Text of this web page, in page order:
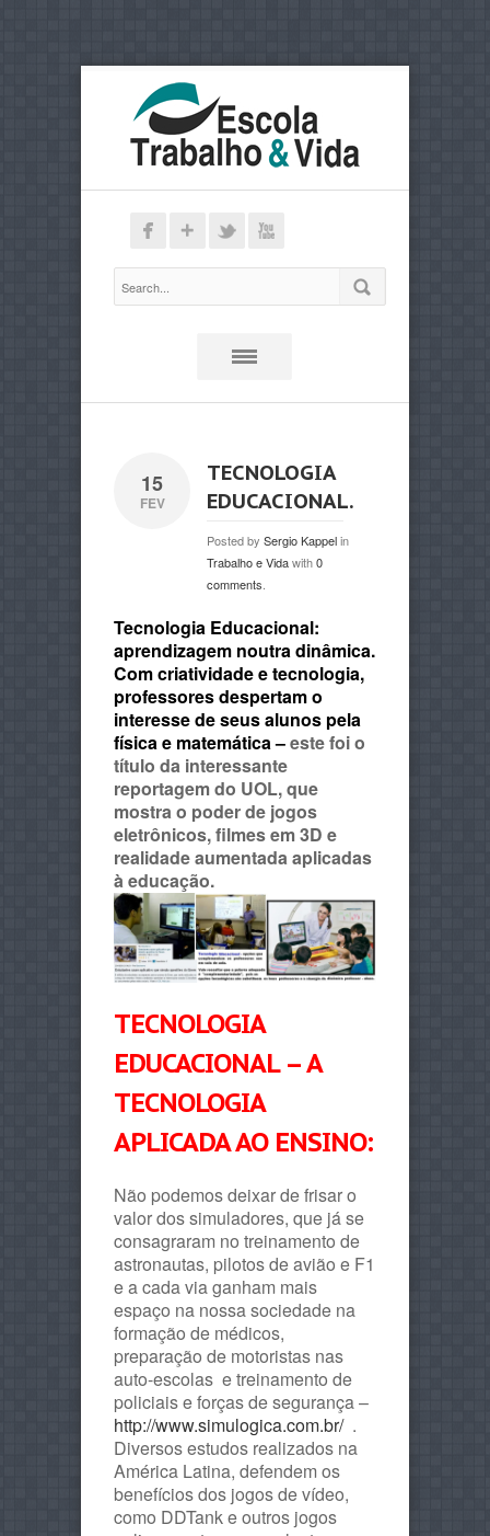
15
FEV
TECNOLOGIA
EDUCACIONAL.
Posted by Sergio Kappelin
Trabalho e Vidawith0
comments
Tecnologia Educacional:
aprendizagem noutra dinâmica.
Com criatividade e tecnologia,
professores despertam o
interesse de seus alunos pela
física e matemática –este foi o
título da interessante
reportagem do UOL, que
mostra o poder de jogos
eletrônicos, filmes em 3D e
realidade aumentada aplicadas
à educação.
TECNOLOGIA
EDUCACIONAL – A
TECNOLOGIA
APLICADA AO ENSINO:
Não podemos deixar de frisar o
valor dos simuladores, que já se
consagraram no treinamento de
astronautas, pilotos de avião e F1
e a cada via ganham mais
espaço na nossa sociedade na
formação de médicos,
preparação de motoristas nas
auto-escolas e treinamento de
policiais e forças de segurança –
http://www.simulogica.com.br/.
Diversos estudos realizados na
América Latina, defendem os
benefícios dos jogos de vídeo,
como DDTank e outros jogos